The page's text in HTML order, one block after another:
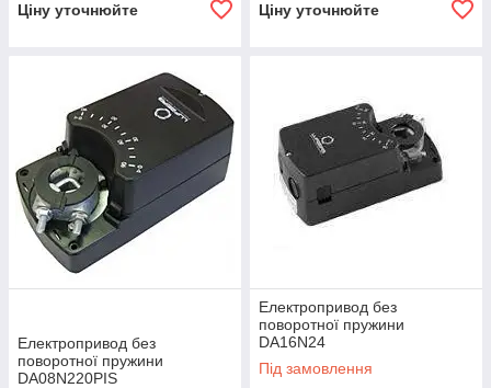
Ціну уточнюйте Ціну уточнюйте
Електропривод без
поворотної пружини
DA08N220PIS
Електропривод без
поворотної пружини
DA16N24
Під замовлення